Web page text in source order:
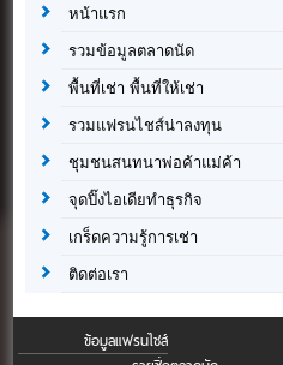
หน้าแรก
รวมข้อมูลตลาดนัด
พื้นที่เช่า พื้นที่ให้เช่า
รวมแฟรนไชส์น่าลงทุน
ชุมชนสนทนาพ่อค้าแม่ค้า
จุดปิ๊งไอเดียทำธุรกิจ
เกร็ดความรู้การเช่า
ติดต่อเรา
ข้อมูลแฟรนไชส์